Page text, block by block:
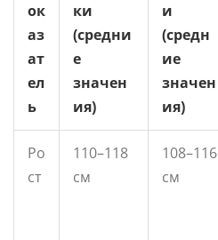
ок
аз
ат
ел
ь
ки
(средни
е
значен
ия)
и
(средн
ие
значен
ия)
Ро
ст
110–118
см
108–116
см